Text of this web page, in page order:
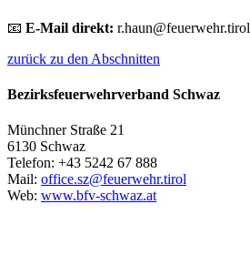
📧 E-Mail direkt: r.haun@feuerwehr.tirol
zurück zu den Abschnitten
Bezirksfeuerwehrverband Schwaz
Münchner Straße 21
6130 Schwaz
Telefon: +43 5242 67 888
Mail: office.sz@feuerwehr.tirol
Web: www.bfv-schwaz.at